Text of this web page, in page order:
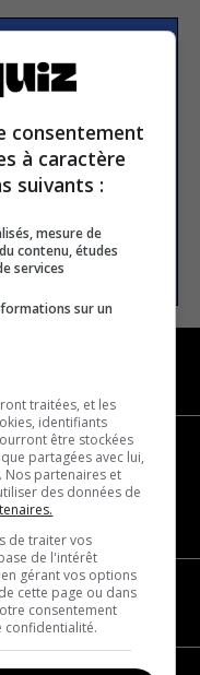
consentement
à caractère
suivants :
mesure de
contenu, études
services
sur un
traitées, et les
identifiants
être stockées
partagées avec lui,
Nos partenaires et
des données de
de traiter vos
de l'intérêt
gérant vos options
cette page ou dans
consentement
confidentialité.